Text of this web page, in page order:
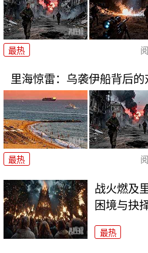
最热
里海惊雷：乌袭伊船背后
最热
战火燃及
困境与抉
最热